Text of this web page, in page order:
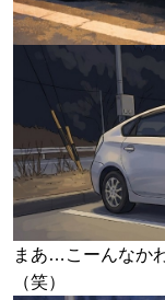
まあ…こーんなか
（笑）